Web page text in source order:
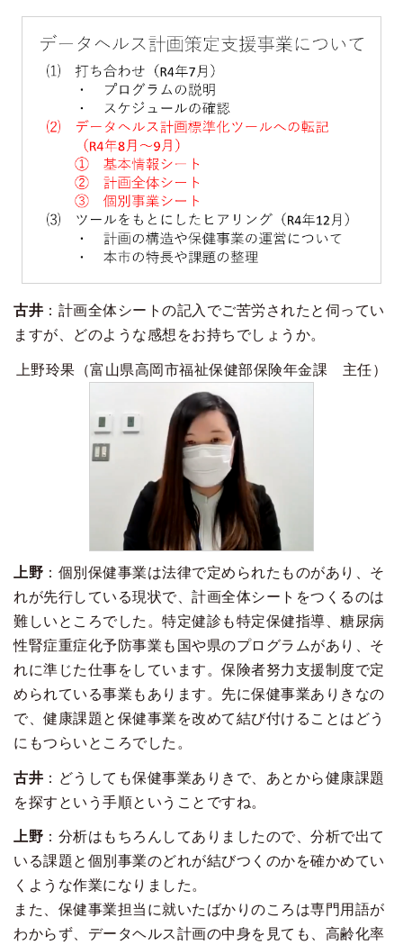
古井 ：計画全体シートの記入でご苦労されたと伺ってい
ますが、どのような感想をお持ちでしょうか。
上野玲果（富山県高岡市福祉保健部保険年金課 主任）
上野 ：個別保健事業は法律で定められたものがあり、そ
れが先行している現状で、計画全体シートをつくるのは
難しいところでした。特定健診も特定保健指導、糖尿病
性腎症重症化予防事業も国や県のプログラムがあり、そ
れに準じた仕事をしています。保険者努力支援制度で定
められている事業もあります。先に保健事業ありきなの
で、健康課題と保健事業を改めて結び付けることはどう
にもつらいところでした。
古井 ：どうしても保健事業ありきで、あとから健康課題
を探すという手順ということですね。
上野 ：分析はもちろんしてありましたので、分析で出て
いる課題と個別事業のどれが結びつくのかを確かめてい
くような作業になりました。
また、保健事業担当に就いたばかりのころは専門用語が
わからず、データヘルス計画の中身を見ても、高齢化率